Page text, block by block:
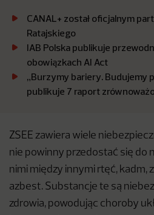
CANAL+ został oficjalnym
Ratajskiego
IAB Polska publikuje
obowiązkach AI Act
„Burzymy bariery. Budujemy
publikuje 7 raport
ZSEE zawiera wiele
nie powinny przedostać się do
nimi między innymi rtęć, kadm,
azbest. Substancje te są
zdrowia, powodując choroby